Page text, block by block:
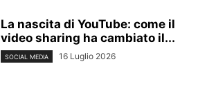
La nascita di YouTube: come il
video sharing ha cambiato il...
SOCIAL MEDIA 16 Luglio 2026